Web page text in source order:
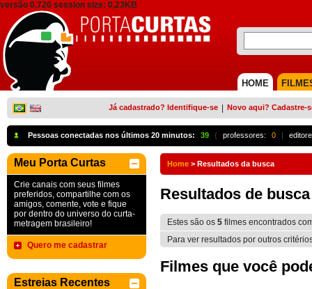
versão 0.720 session size: 0,23KB
HOME
Já cadastrado? Identifique-se Novo aqui? Cadastre-
Pessoas conectadas nos últimos 20 minutos: 39 { professores: 0 |
Meu Porta Curtas
Crie canais com seus filmes
preferidos, compartilhe com os
amigos, comente, vote e fique
por dentro do universo do curta-
metragem brasileiro!
Quero me cadastrar
Estreias Recentes
Home > Resultados da busca
Resultados de busca
Estes são os 5 filmes encontrados
Para ver resultados por outros
Filmes que você